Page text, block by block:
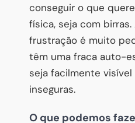
conseguir o que
física, seja com
frustração é muito
têm uma fraca auto-
seja facilmente
inseguras.
O que podemos